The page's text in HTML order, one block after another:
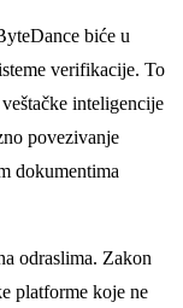
biće u
verifikacije. To
inteligencije
povezivanje
dokumentima
odraslima. Zakon
platforme koje ne